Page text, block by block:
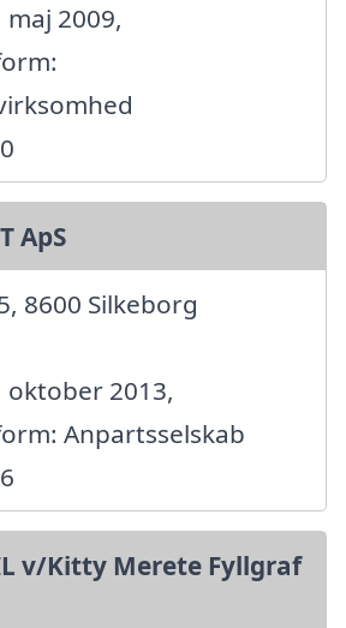
2009,
ApS
8600 Silkeborg
2013,
Anpartsselskab
v/Kitty Merete Fyllgraf